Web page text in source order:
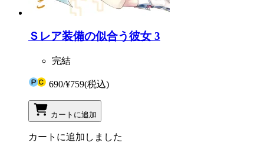
Ｓレア装備の似合う彼女 3
完結
690/¥759(税込)
カートに追加
カートに追加しました